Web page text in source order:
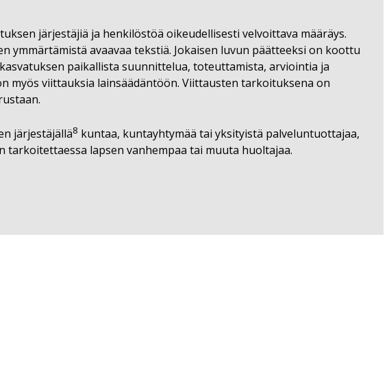
järjestäjiä ja henkilöstöä oikeudellisesti velvoittava määräys.
ymmärtämistä avaavaa tekstiä. Jokaisen luvun päätteeksi on koottu
paikallista suunnittelua, toteuttamista, arviointia ja
myös viittauksia lainsäädäntöön. Viittausten tarkoituksena on
järjestäjällä8 kuntaa, kuntayhtymää tai yksityistä palveluntuottajaa,
lapsen vanhempaa tai muuta huoltajaa.